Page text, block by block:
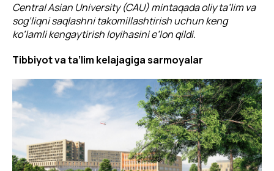
Central Asian University (CAU) mintaqada oliy ta’lim va
sog‘liqni saqlashni takomillashtirish uchun keng
ko‘lamli kengaytirish loyihasini e’lon qildi.
Tibbiyot va ta’lim kelajagiga sarmoyalar